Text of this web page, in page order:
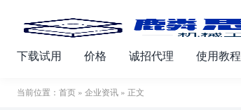
下载试用 价格 诚招代理 使用教程
当前位置： 首页 » 企业资讯 » 正文